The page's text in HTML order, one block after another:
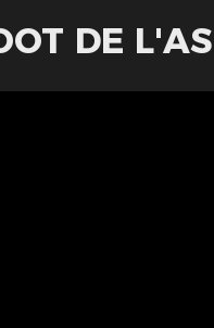
DE